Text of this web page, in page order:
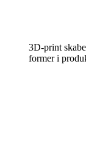
3D-print
former i